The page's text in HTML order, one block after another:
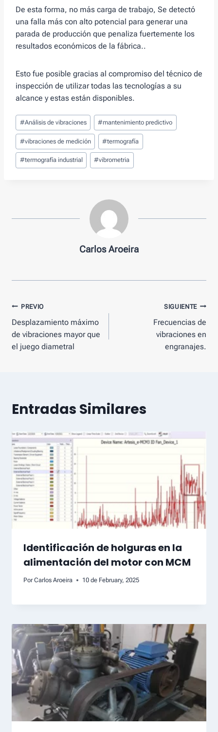
De esta forma, no más carga de trabajo, Se detectó
una falla más con alto potencial para generar una
parada de producción que penaliza fuertemente los
resultados económicos de la fábrica..
Esto fue posible gracias al compromiso del técnico de
inspección de utilizar todas las tecnologías a su
alcance y estas están disponibles.
Tags
de
Entradas:
#Análisis de vibraciones #mantenimiento predictivo
#vibraciones de medición #termografía
#termografía industrial #vibrometria
Carlos Aroeira
Mensaje
de
navegación
PREVIO
Desplazamiento máximo
de vibraciones mayor que
el juego diametral
SIGUIENTE
Frecuencias de
vibraciones en
engranajes.
Entradas Similares
Identificación de holguras en la
alimentación del motor con MCM
Por Carlos Aroeira 10 de February, 2025